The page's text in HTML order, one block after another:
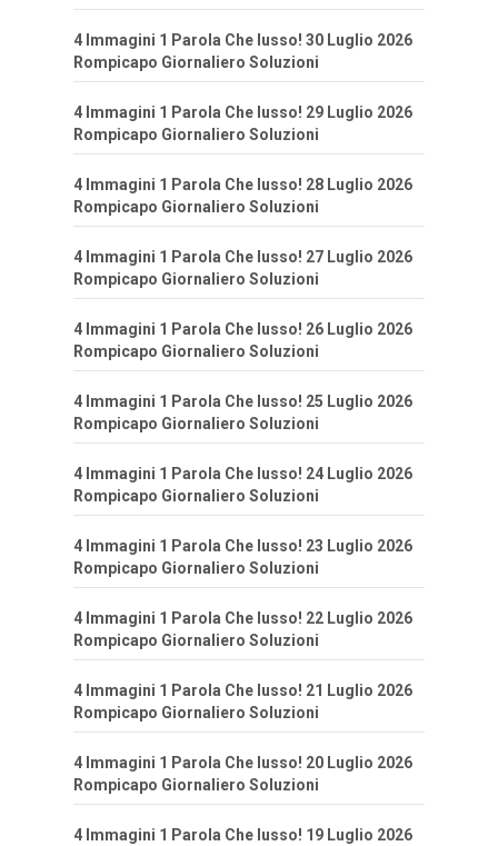
4 Immagini 1 Parola Che lusso! 30 Luglio 2026
Rompicapo Giornaliero Soluzioni
4 Immagini 1 Parola Che lusso! 29 Luglio 2026
Rompicapo Giornaliero Soluzioni
4 Immagini 1 Parola Che lusso! 28 Luglio 2026
Rompicapo Giornaliero Soluzioni
4 Immagini 1 Parola Che lusso! 27 Luglio 2026
Rompicapo Giornaliero Soluzioni
4 Immagini 1 Parola Che lusso! 26 Luglio 2026
Rompicapo Giornaliero Soluzioni
4 Immagini 1 Parola Che lusso! 25 Luglio 2026
Rompicapo Giornaliero Soluzioni
4 Immagini 1 Parola Che lusso! 24 Luglio 2026
Rompicapo Giornaliero Soluzioni
4 Immagini 1 Parola Che lusso! 23 Luglio 2026
Rompicapo Giornaliero Soluzioni
4 Immagini 1 Parola Che lusso! 22 Luglio 2026
Rompicapo Giornaliero Soluzioni
4 Immagini 1 Parola Che lusso! 21 Luglio 2026
Rompicapo Giornaliero Soluzioni
4 Immagini 1 Parola Che lusso! 20 Luglio 2026
Rompicapo Giornaliero Soluzioni
4 Immagini 1 Parola Che lusso! 19 Luglio 2026